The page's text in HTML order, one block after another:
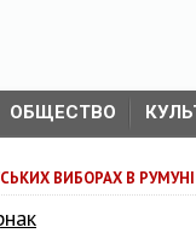
ОБЩЕСТВО
ВИБОРАХ В